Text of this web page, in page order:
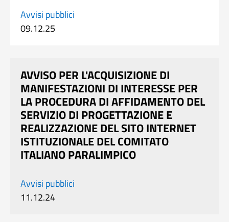
Avvisi pubblici
09.12.25
AVVISO PER L'ACQUISIZIONE DI
MANIFESTAZIONI DI INTERESSE PER
LA PROCEDURA DI AFFIDAMENTO DEL
SERVIZIO DI PROGETTAZIONE E
REALIZZAZIONE DEL SITO INTERNET
ISTITUZIONALE DEL COMITATO
ITALIANO PARALIMPICO
Avvisi pubblici
11.12.24